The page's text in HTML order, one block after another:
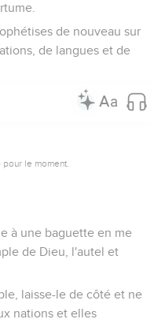
de nouveau sur
de langues et de
le moment.
à une baguette en me
de Dieu, l'autel et
laisse-le de côté et ne
nations et elles